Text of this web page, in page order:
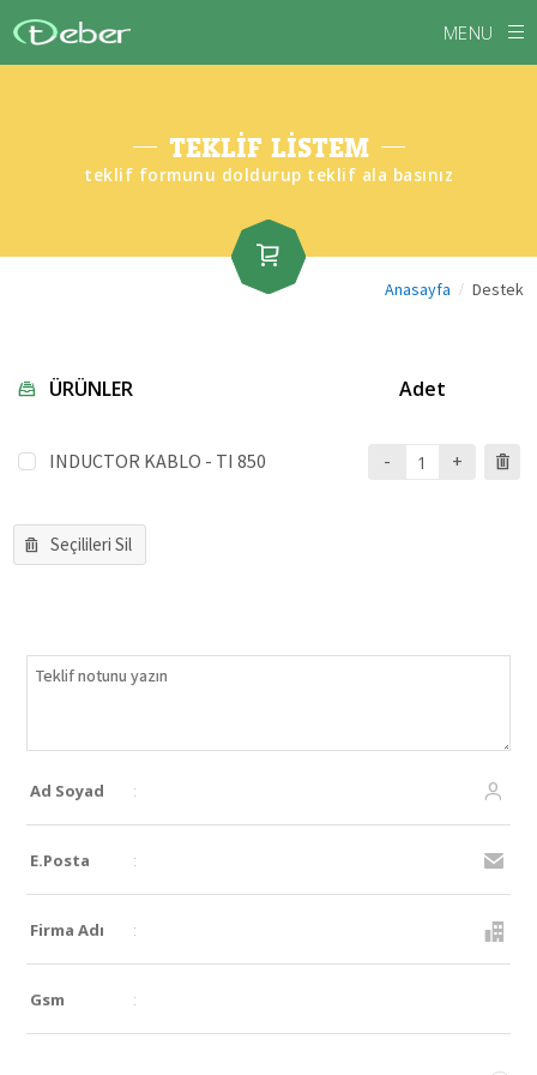
MENU
TEKLİF LİSTEM
teklif formunu doldurup teklif ala basınız
Anasayfa / Destek
ÜRÜNLER Adet
INDUCTOR KABLO - TI 850 - +
Seçilileri Sil
Ad Soyad :
E.Posta :
Firma Adı :
Gsm :